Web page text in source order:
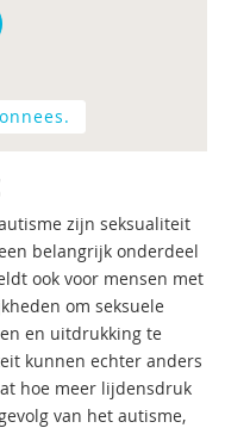
zijn seksualiteit
belangrijk onderdeel
ook voor mensen met
om seksuele
en uitdrukking te
kunnen echter anders
hoe meer lijdensdruk
van het autisme,